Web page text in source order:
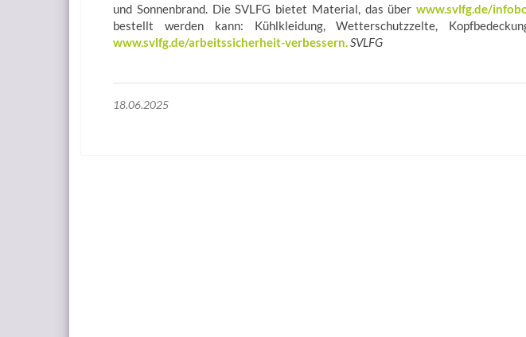
und Sonnenbrand. Die SVLFG bietet Material, das über www.svlfg.de/
bestellt werden kann: Kühlkleidung, Wetterschutzzelte,
www.svlfg.de/arbeitssicherheit-verbessern.SVLFG
18.06.2025